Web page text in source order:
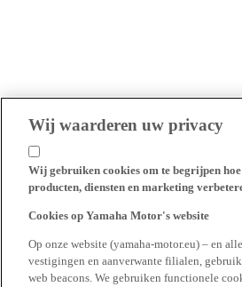
Wij waarderen uw privacy
Wij gebruiken cookies om te begrijpen
producten, diensten en marketing
Cookies op Yamaha Motor's website
Op onze website (yamaha-motor.eu) – en
vestigingen en aanverwante filialen,
web beacons. We gebruiken functionele